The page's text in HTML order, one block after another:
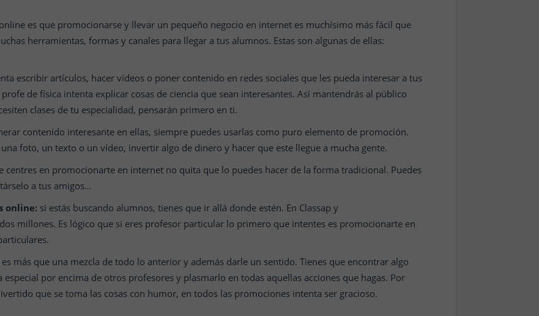
es que promocionarse y llevar un pequeño negocio en internet es muchísimo más fácil que
herramientas, formas y canales para llegar a tus alumnos. Estas son algunas de ellas:
escribir artículos, hacer vídeos o poner contenido en redes sociales que les pueda interesar a tus
de física intenta explicar cosas de ciencia que sean interesantes. Así mantendrás al público
clases de tu especialidad, pensarán primero en ti.
contenido interesante en ellas, siempre puedes usarlas como puro elemento de promoción.
foto, un texto o un vídeo, invertir algo de dinero y hacer que este llegue a mucha gente.
centres en promocionarte en internet no quita que lo puedes hacer de la forma tradicional. Puedes
a tus amigos…
online: si estás buscando alumnos, tienes que ir allá donde estén. En Classap y
millones. Es lógico que si eres profesor particular lo primero que intentes es promocionarte en
más que una mezcla de todo lo anterior y además darle un sentido. Tienes que encontrar algo
especial por encima de otros profesores y plasmarlo en todas aquellas acciones que hagas. Por
que se toma las cosas con humor, en todos las promociones intenta ser gracioso.